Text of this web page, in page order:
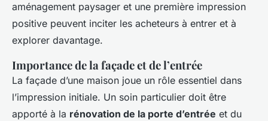
aménagement paysager et une première impression
positive peuvent inciter les acheteurs à entrer et à
explorer davantage.
Importance de la façade et de l’entrée
La façade d’une maison joue un rôle essentiel dans
l’impression initiale. Un soin particulier doit être
apporté à la rénovation de la porte d’entrée et du